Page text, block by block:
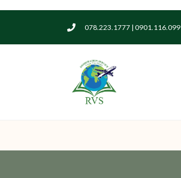
078.223.1777 | 0901.116.099